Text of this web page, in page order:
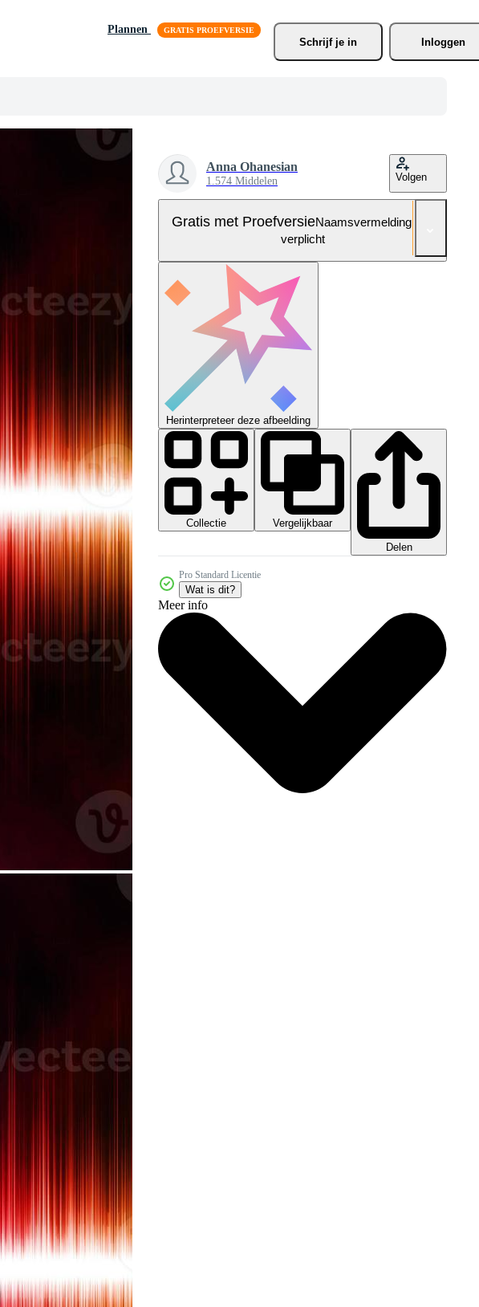
Plannen
Schrijf je in Inloggen
Anna Ohanesian
1.574 Middelen Volgen
Gratis met ProefversieNaamsvermelding niet
verplicht
Herinterpreteer deze afbeelding
Collectie
Vergelijkbaar
Delen
Pro Standard Licentie
Wat is dit?
Meer info